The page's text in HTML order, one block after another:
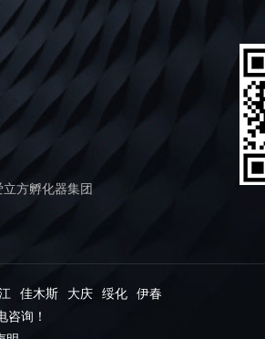
方孵化器集团
佳木斯 大庆 绥化
伊春
咨询！